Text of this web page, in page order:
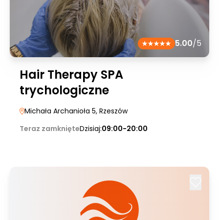
5.00/5
Hair Therapy SPA
trychologiczne
Michała Archanioła 5, Rzeszów
Teraz zamknięteDzisiaj:09:00-20:00